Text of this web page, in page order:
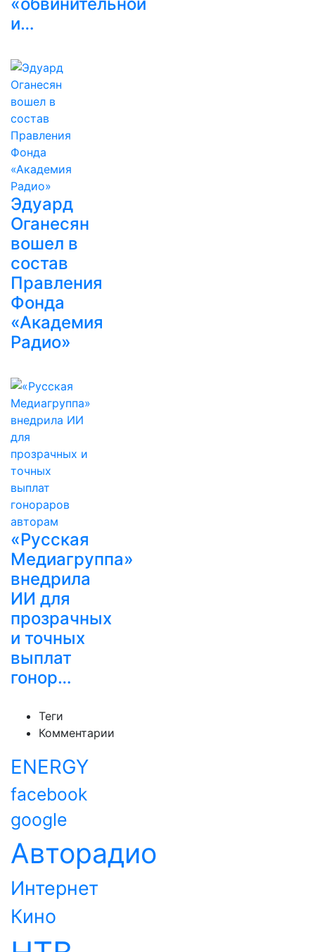
и…
Эдуард
Оганесян
вошел в
состав
Правления
Фонда
«Академия
Радио»
«Русская
Медиагруппа»
внедрила
ИИ для
прозрачных
и точных
выплат
гонор…
Теги
Комментарии
ENERGY
facebook
google
Авторадио
Интернет
Кино